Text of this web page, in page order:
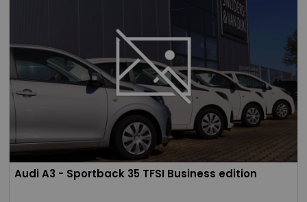
Audi A3 - Sportback 35 TFSI Business edition